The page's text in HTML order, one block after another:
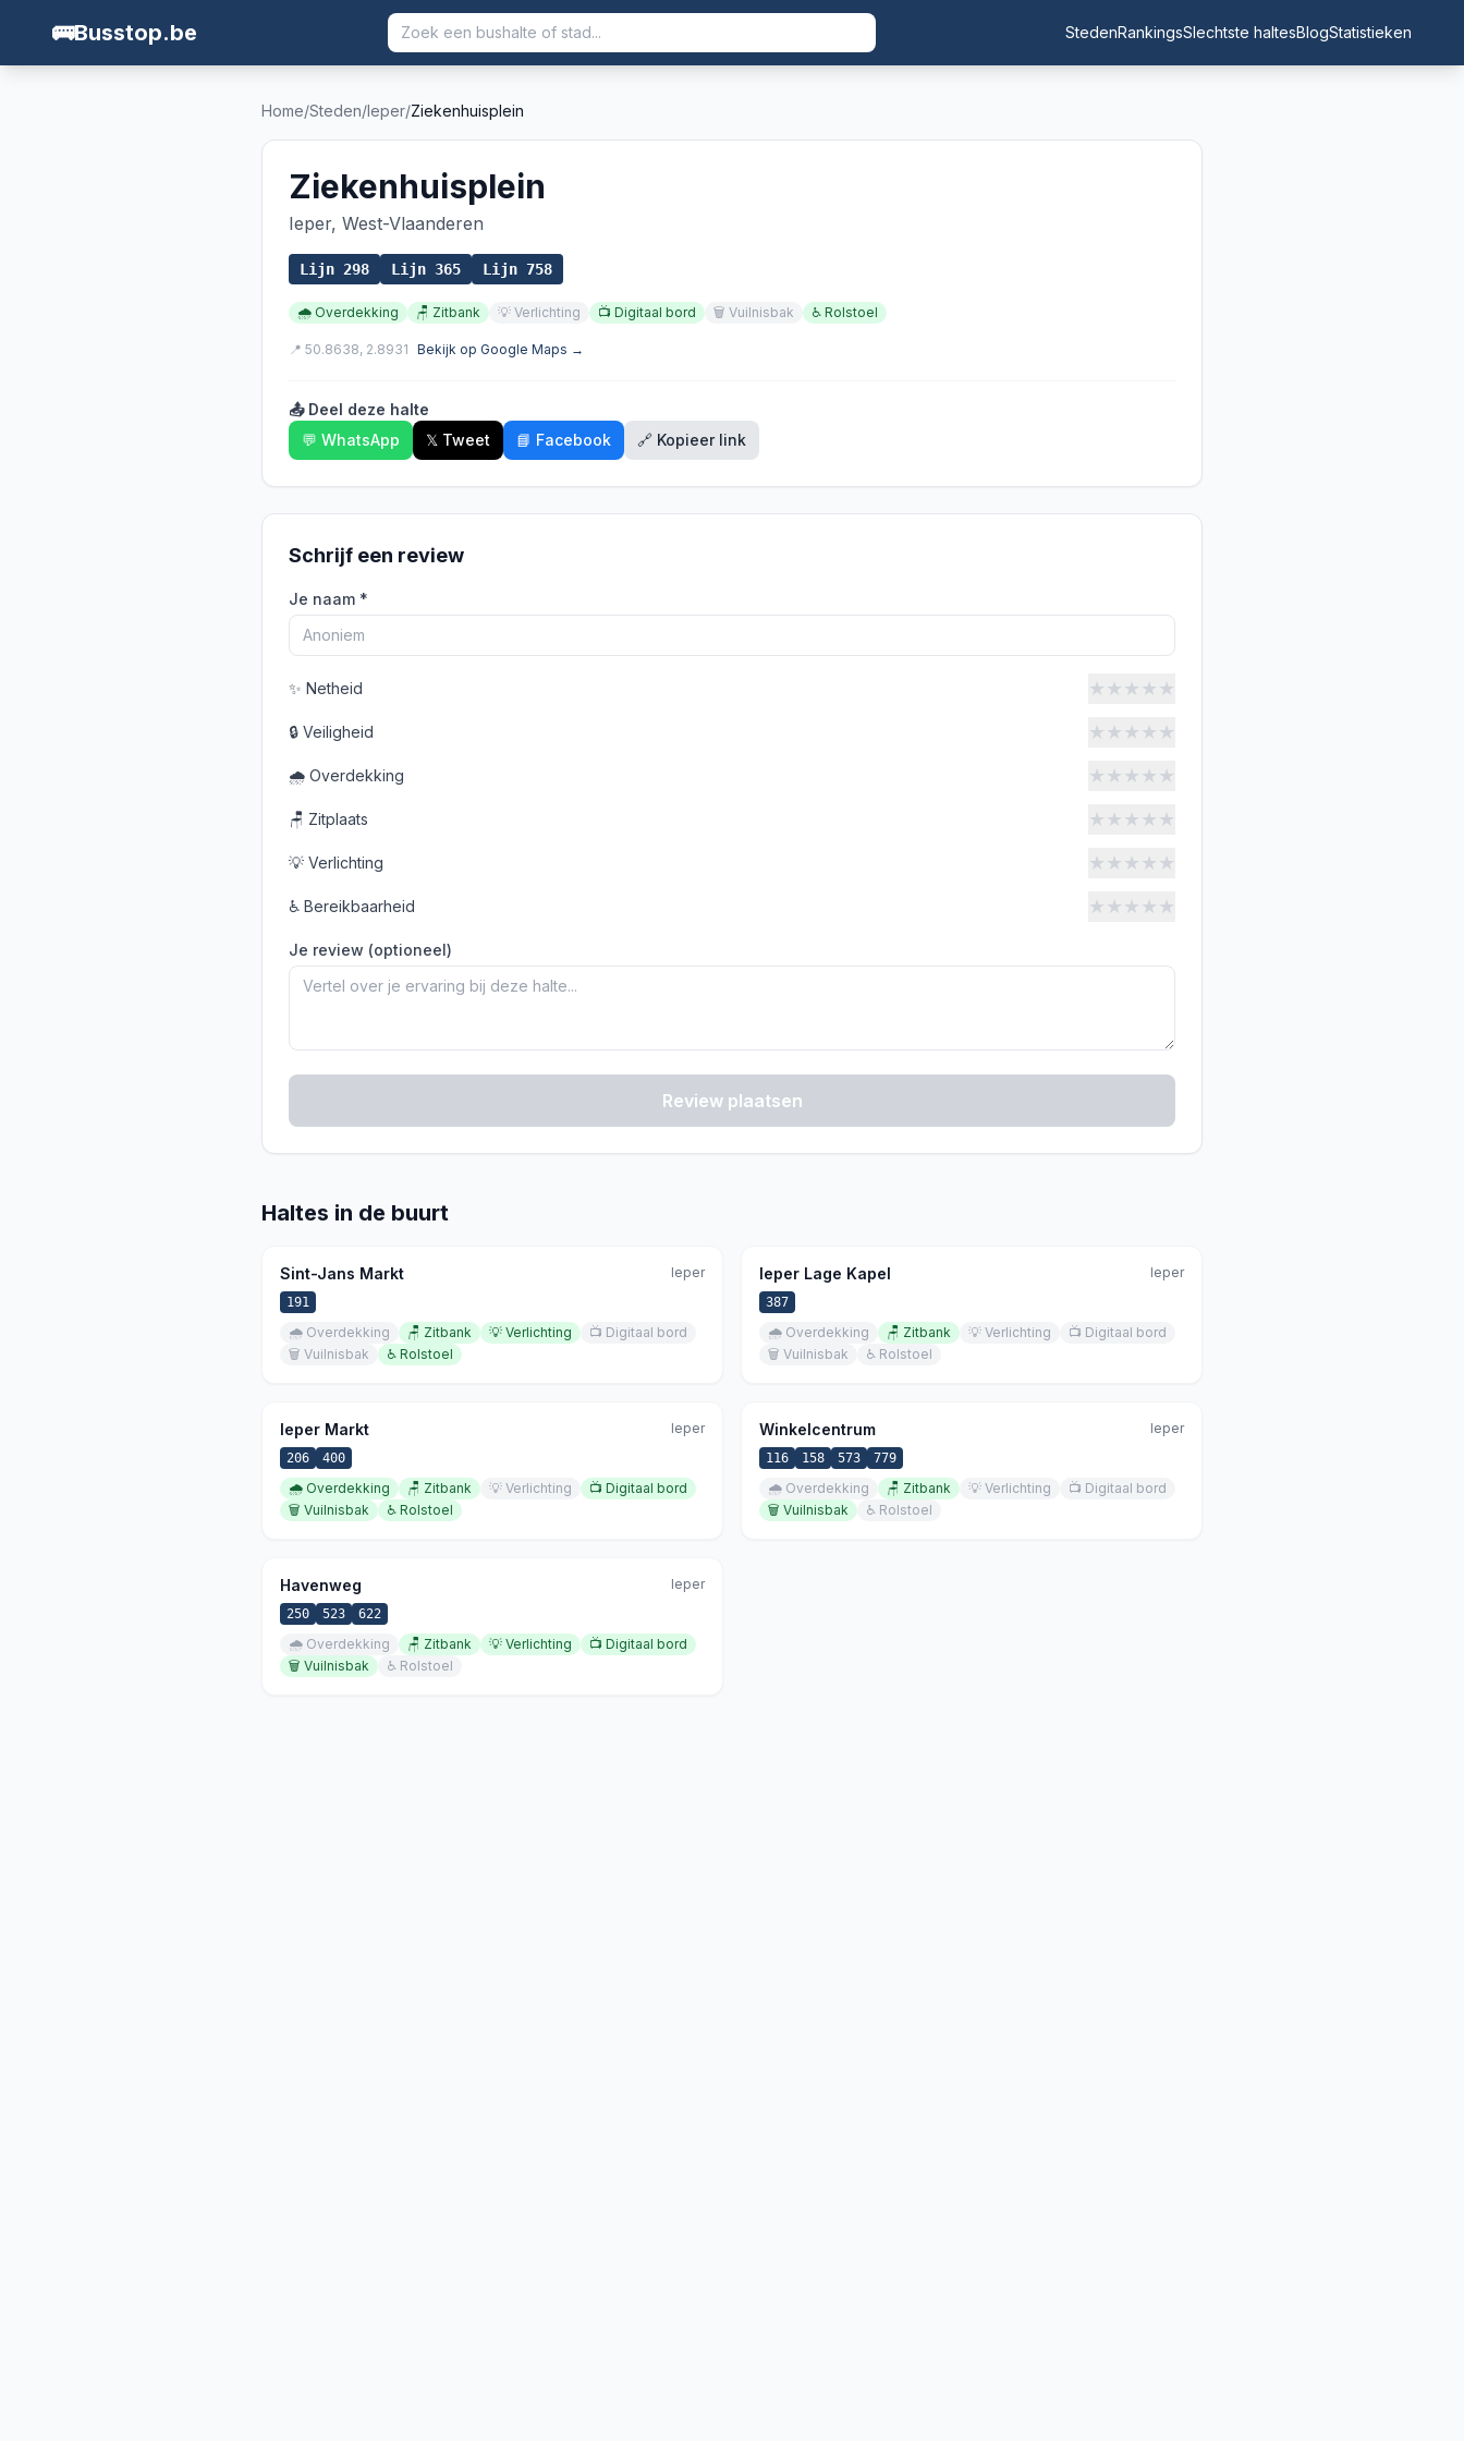
🚌Busstop.be StedenRankingsSlechtste haltesBlogStatistieken
Home/Steden/Ieper/Ziekenhuisplein
Ziekenhuisplein
Ieper, West-Vlaanderen
Lijn 298 Lijn 365 Lijn 758
🌧️ Overdekking 🪑 Zitbank 💡 Verlichting 📺 Digitaal bord 🗑️ Vuilnisbak ♿ Rolstoel
📍 50.8638, 2.8931 Bekijk op Google Maps →
📤 Deel deze halte
💬 WhatsApp
𝕏 Tweet 📘 Facebook 🔗 Kopieer link
Schrijf een review
Je naam *
✨ Netheid ★★★★★
🔒 Veiligheid ★★★★★
🌧️ Overdekking ★★★★★
🪑 Zitplaats ★★★★★
💡 Verlichting ★★★★★
♿ Bereikbaarheid ★★★★★
Je review (optioneel)
Review plaatsen
Haltes in de buurt
Sint-Jans Markt Ieper
191
🌧️ Overdekking 🪑 Zitbank 💡 Verlichting 📺 Digitaal bord
🗑️ Vuilnisbak ♿ Rolstoel
Ieper Lage Kapel Ieper
387
🌧️ Overdekking 🪑 Zitbank 💡 Verlichting 📺 Digitaal bord
🗑️ Vuilnisbak ♿ Rolstoel
Ieper Markt Ieper
206 400
🌧️ Overdekking 🪑 Zitbank 💡 Verlichting 📺 Digitaal bord
🗑️ Vuilnisbak ♿ Rolstoel
Winkelcentrum Ieper
116 158 573 779
🌧️ Overdekking 🪑 Zitbank 💡 Verlichting 📺 Digitaal bord
🗑️ Vuilnisbak ♿ Rolstoel
Havenweg Ieper
250 523 622
🌧️ Overdekking 🪑 Zitbank 💡 Verlichting 📺 Digitaal bord
🗑️ Vuilnisbak ♿ Rolstoel